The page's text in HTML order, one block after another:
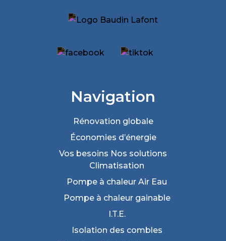
Navigation
Rénovation globale
Économies d’énergie
Vos besoins Nos solutions
Climatisation
Pompe à chaleur Air Eau
Pompe à chaleur gainable
I.T.E.
Isolation des combles